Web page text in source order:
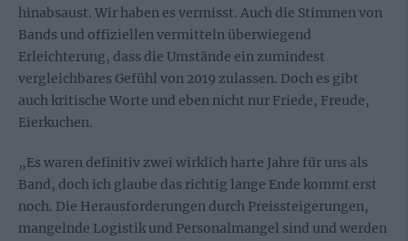
hinabsaust. Wir haben es vermisst. Auch die Stimmen von
Bands und offiziellen vermitteln überwiegend
Erleichterung, dass die Umstände ein zumindest
vergleichbares Gefühl von 2019 zulassen. Doch es gibt
auch kritische Worte und eben nicht nur Friede, Freude,
Eierkuchen.
„Es waren definitiv zwei wirklich harte Jahre für uns als
Band, doch ich glaube das richtig lange Ende kommt erst
noch. Die Herausforderungen durch Preissteigerungen,
mangelnde Logistik und Personalmangel sind und werden